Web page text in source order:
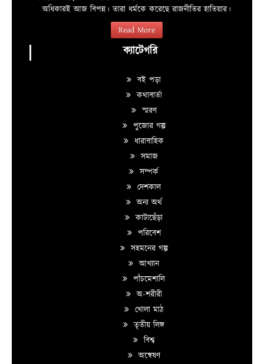
অধিকারই আজ বিপন্ন। তারা ধর্মকে করেছে রাজনীতির হাতিয়ার।
Read More
ক্যাটেগরি
বই পড়া
কথাবার্তা
স্মরণ
পুজোর গল্প
ধারাবাহিক
সমাজ
সম্পর্ক
দেশকাল
অন্য অর্থ
কাটাছেঁড়া
পরিবেশ
সহমনের গল্প
আখ্যান
পাঁচমেশালি
অ-শরীরী
খোলা মাঠ
তৃতীয় লিঙ্গ
বিশ্ব
অন্বেষণ